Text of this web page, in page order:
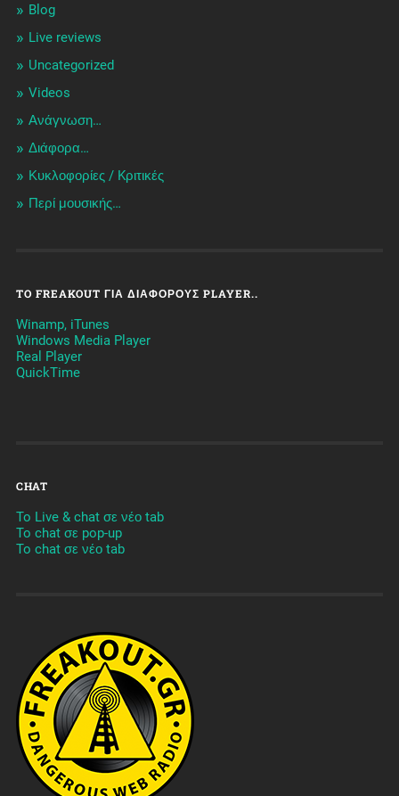
Blog
Live reviews
Uncategorized
Videos
Ανάγνωση…
Διάφορα…
Κυκλοφορίες / Kριτικές
Περί μουσικής…
TO FREAKOUT ΓΙΑ ΔΙΆΦΟΡΟΥΣ PLAYER..
Winamp, iTunes
Windows Media Player
Real Player
QuickTime
CHAT
To Live & chat σε νέο tab
To chat σε pop-up
To chat σε νέο tab